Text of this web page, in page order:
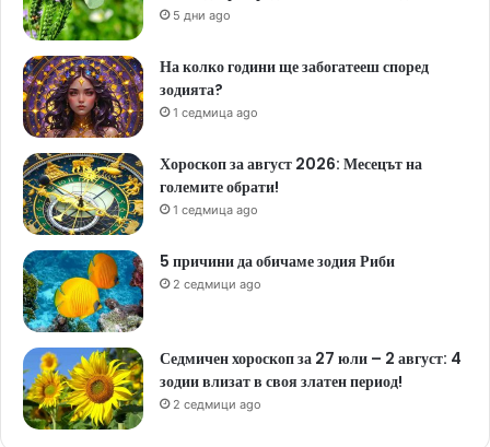
5 дни ago
На колко години ще забогатееш според
зодията?
1 седмица ago
Хороскоп за август 2026: Месецът на
големите обрати!
1 седмица ago
5 причини да обичаме зодия Риби
2 седмици ago
Седмичен хороскоп за 27 юли – 2 август: 4
зодии влизат в своя златен период!
2 седмици ago